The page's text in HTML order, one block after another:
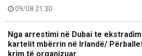
09/08 21:30
Nga arrestimi në Dubai te
kartelit mbërrin në Irlandë/
krim të organizuar